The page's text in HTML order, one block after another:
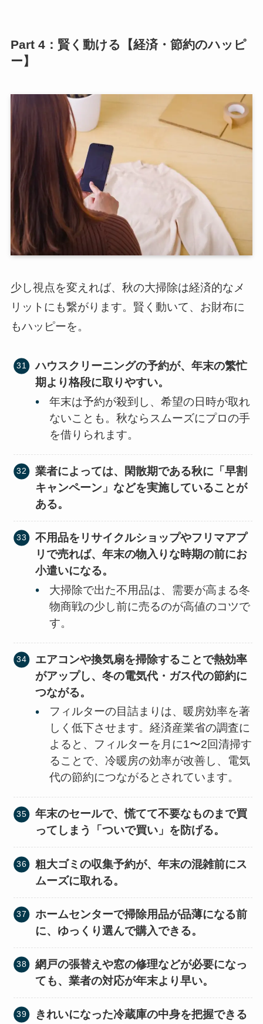
Part 4：賢く動ける【経済・節約のハッピ
ー】
少し視点を変えれば、秋の大掃除は経済的なメ
リットにも繋がります。賢く動いて、お財布に
もハッピーを。
ハウスクリーニングの予約が、年末の繁忙
期より格段に取りやすい。
年末は予約が殺到し、希望の日時が取れ
ないことも。秋ならスムーズにプロの手
を借りられます。
業者によっては、閑散期である秋に「早割
キャンペーン」などを実施していることが
ある。
不用品をリサイクルショップやフリマアプ
リで売れば、年末の物入りな時期の前にお
小遣いになる。
大掃除で出た不用品は、需要が高まる冬
物商戦の少し前に売るのが高値のコツで
す。
エアコンや換気扇を掃除することで熱効率
がアップし、冬の電気代・ガス代の節約に
つながる。
フィルターの目詰まりは、暖房効率を著
しく低下させます。経済産業省の調査に
よると、フィルターを月に1〜2回清掃す
ることで、冷暖房の効率が改善し、電気
代の節約につながるとされています。
年末のセールで、慌てて不要なものまで買
ってしまう「ついで買い」を防げる。
粗大ゴミの収集予約が、年末の混雑前にス
ムーズに取れる。
ホームセンターで掃除用品が品薄になる前
に、ゆっくり選んで購入できる。
網戸の張替えや窓の修理などが必要になっ
ても、業者の対応が年末より早い。
きれいになった冷蔵庫の中身を把握できる